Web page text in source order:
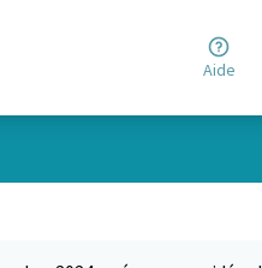
Aide